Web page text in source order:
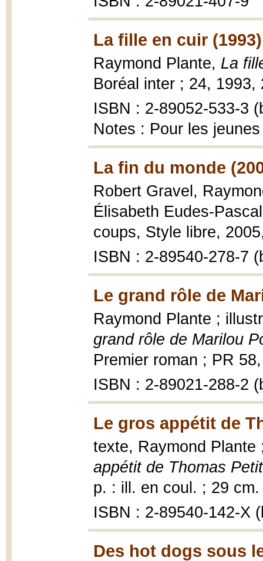
La fille en cuir (1993)
Raymond Plante, La
Boréal inter ; 24, 1993,
ISBN : 2-89052-533-3
Notes : Pour les jeunes
La fin du monde
Robert Gravel,
Élisabeth Eudes-
coups, Style libre,
ISBN : 2-89540-278-7
Le grand rôle de
Raymond Plante ;
grand rôle de Marilou
Premier roman ; PR
ISBN : 2-89021-288-2
Le gros appétit de
texte, Raymond
appétit de Thomas Petit
p. : ill. en coul. ; 29 cm.
ISBN : 2-89540-142-X
Des hot dogs sous